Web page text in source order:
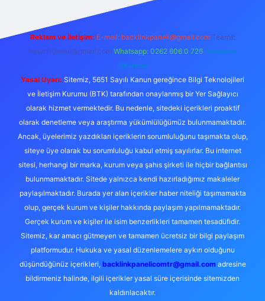
Reklam ve İletişim: E-mail: backlinkpaneli@gmail.com Teams:
forumhizmeti@gmail.com Whatsapp: 0262 606 0 726 Telegram:
@karabul
Yasal Uyarı: Sitemiz, 5651 Sayılı Kanun gereğince Bilgi Teknolojileri
ve İletişim Kurumu (BTK) tarafından onaylanmış bir Yer Sağlayıcı
olarak hizmet vermektedir. Bu nedenle, sitedeki içerikleri proaktif
olarak denetleme veya araştırma yükümlülüğümüz bulunmamaktadır.
Ancak, üyelerimiz yazdıkları içeriklerin sorumluluğunu taşımakta olup,
siteye üye olarak bu sorumluluğu kabul etmiş sayılırlar. Bu internet
sitesi, herhangi bir marka, kurum veya şahıs şirketi ile hiçbir bağlantısı
bulunmamaktadır. Sitede yalnızca kendi hazırladığımız makaleler
paylaşılmaktadır. Burada yer alan içerikler haber niteliği taşımamakta
olup, gerçek kurum ve kişiler hakkında paylaşım yapılmamaktadır.
Gerçek kurum ve kişiler ile isim benzerlikleri tamamen tesadüfidir.
Sitemiz, kar amacı gütmeyen ve tamamen ücretsiz bir bilgi paylaşım
platformudur. Hukuka ve yasal düzenlemelere aykırı olduğunu
düşündüğünüz içerikleri, backlinkpanelicomtr@gmail.comadresine
bildirmeniz halinde, ilgili içerikler yasal süre içerisinde sitemizden
kaldırılacaktır.